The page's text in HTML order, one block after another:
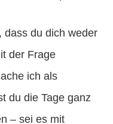
dass du dich weder
der Frage
ich als
du die Tage ganz
– sei es mit